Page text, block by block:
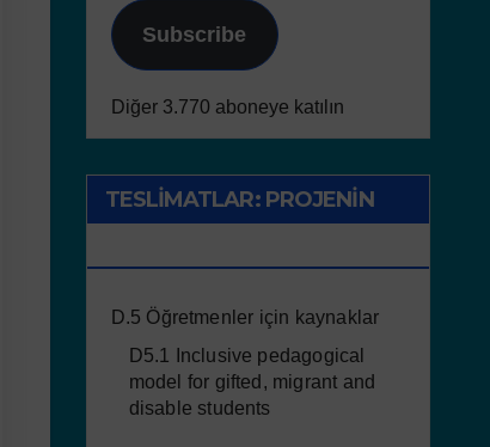
Subscribe
Diğer 3.770 aboneye katılın
TESLIMATLAR: PROJENIN
D.5 Öğretmenler için kaynaklar
D5.1 Inclusive pedagogical
model for gifted, migrant and
disable students